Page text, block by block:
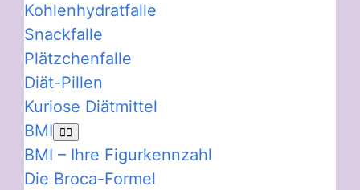
Kohlenhydratfalle
Snackfalle
Plätzchenfalle
Diät-Pillen
Kuriose Diätmittel
BMI
BMI – Ihre Figurkennzahl
Die Broca-Formel